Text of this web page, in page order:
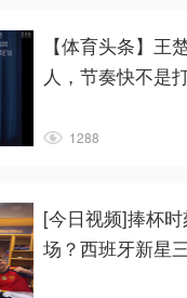
【体育头条】王
人，节奏快不是
1288
[今日视频]捧杯
场？西班牙新星